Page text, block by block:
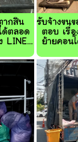
ากสิน
ด้ตลอด
LINE...
รับจ้างขน
ตอบ เรื่อ
ย้ายคอน